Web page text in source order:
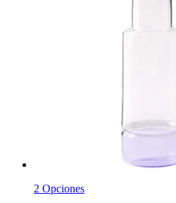
2 Opciones